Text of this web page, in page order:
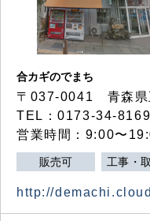
合カギのでまち
〒037-0041 青森県
TEL：0173-34-
営業時間：9:00〜
販売可 工事・
http://